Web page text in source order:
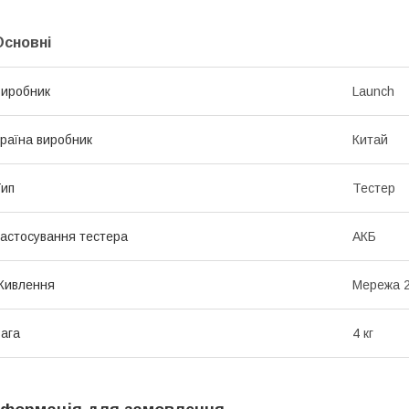
Launch
виробник Китай
Тестер
тестера АКБ
Мережа
4 кг